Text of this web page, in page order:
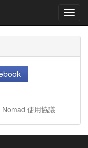
Nomad 使用協議